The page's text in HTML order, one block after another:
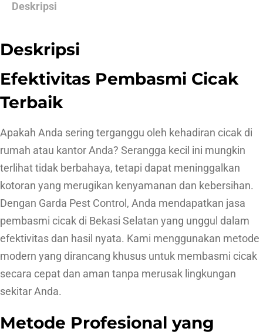
Deskripsi
Deskripsi
Efektivitas Pembasmi Cicak
Terbaik
Apakah Anda sering terganggu oleh kehadiran cicak di
rumah atau kantor Anda? Serangga kecil ini mungkin
terlihat tidak berbahaya, tetapi dapat meninggalkan
kotoran yang merugikan kenyamanan dan kebersihan.
Dengan Garda Pest Control, Anda mendapatkan jasa
pembasmi cicak di Bekasi Selatan yang unggul dalam
efektivitas dan hasil nyata. Kami menggunakan metode
modern yang dirancang khusus untuk membasmi cicak
secara cepat dan aman tanpa merusak lingkungan
sekitar Anda.
Metode Profesional yang